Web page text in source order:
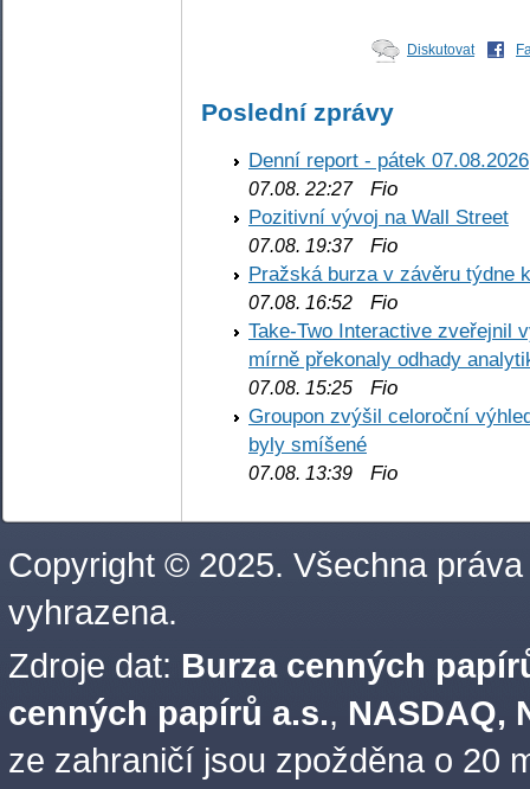
Diskutovat
Poslední zprávy
Denní report - pátek 07.08.2026
07.08. 22:27Fio
Pozitivní vývoj na Wall Street
07.08. 19:37Fio
Pražská burza v závěru týdne
07.08. 16:52 Fio
Take-Two Interactive zveřejnil
mírně překonaly odhady
07.08. 15:25 Fio
Groupon zvýšil celoroční
byly smíšené
07.08. 13:39 Fio
Copyright © 2025. Všechna práva
vyhrazena.
Zdroje dat: Burza cenných
cenných papírů a.s., NASDAQ,
ze zahraničí jsou zpožděna o 20